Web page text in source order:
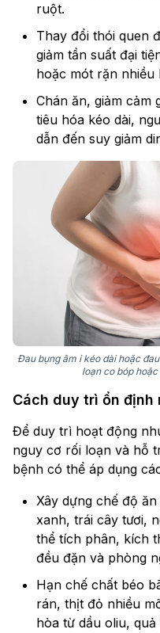
ruột.
Thay đổi thói quen
giảm tần suất đại
hoặc mót rặn nhiều
Chán ăn, giảm cảm
tiêu hóa kéo dài,
dẫn đến suy giảm
Đau bụng âm ỉ kéo dài hoặc
loạn co bóp
Cách duy trì ổn định
Để duy trì hoạt động
nguy cơ rối loạn và hỗ
bệnh có thể áp dụng
Xây dựng chế độ
xanh, trái cây tươi,
thể tích phân, kích
đều đặn và phòng
Hạn chế chất béo
rán, thịt đỏ nhiều
hòa từ dầu oliu,